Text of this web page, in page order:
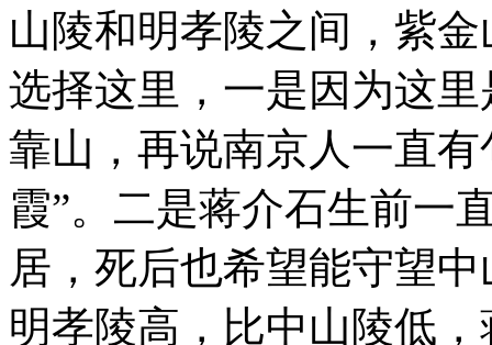
山陵和明孝陵之间，紫
选择这里，一是因为这
靠山，再说南京人一直
霞”。二是蒋介石生前一
居，死后也希望能守望
明孝陵高，比中山陵低